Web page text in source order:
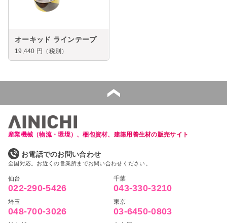
オーキッド ラインテープ
19,440 円（税別）
産業機械（物流・環境）、梱包資材、建築用養生材の販売サイト
お電話でのお問い合わせ
全国対応。お近くの営業所までお問い合わせください。
仙台
022-290-5426
千葉
043-330-3210
埼玉
048-700-3026
東京
03-6450-0803